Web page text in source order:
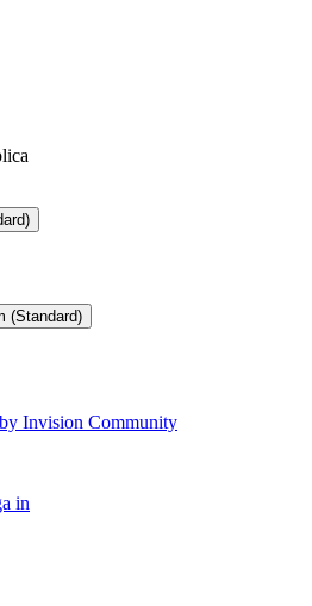
(Standard)
Invision Community
in